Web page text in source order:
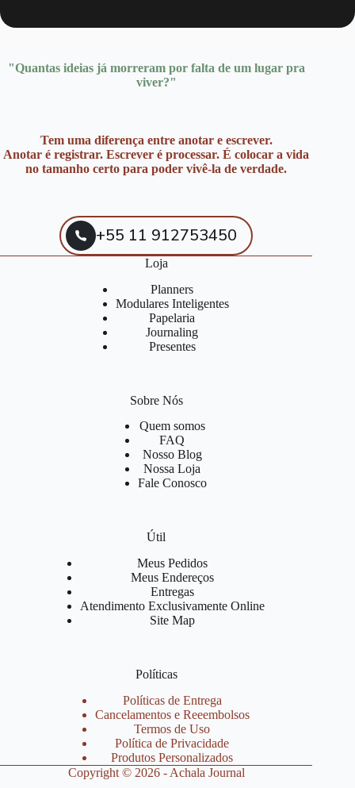
"Quantas ideias já morreram por falta de um lugar pra
viver?"
Tem uma diferença entre anotar e escrever.
Anotar é registrar. Escrever é processar. É colocar a vida
no tamanho certo para poder vivê-la de verdade.
+55 11 912753450
Loja
Planners
Modulares Inteligentes
Papelaria
Journaling
Presentes
Sobre Nós
Quem somos
FAQ
Nosso Blog
Nossa Loja
Fale Conosco
Útil
Meus Pedidos
Meus Endereços
Entregas
Atendimento Exclusivamente Online
Site Map
Políticas
Políticas de Entrega
Cancelamentos e Reeembolsos
Termos de Uso
Política de Privacidade
Produtos Personalizados
Copyright © 2026 - Achala Journal